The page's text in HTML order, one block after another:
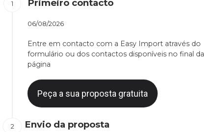
Primeiro contacto
06/08/2026
Entre em contacto com a Easy Import através do
formulário ou dos contactos disponíveis no final da
página
Peça a sua proposta gratuita
Envio da proposta